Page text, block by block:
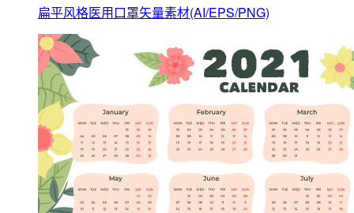
扁平风格医用口罩矢量素材(AI/EPS/PNG)